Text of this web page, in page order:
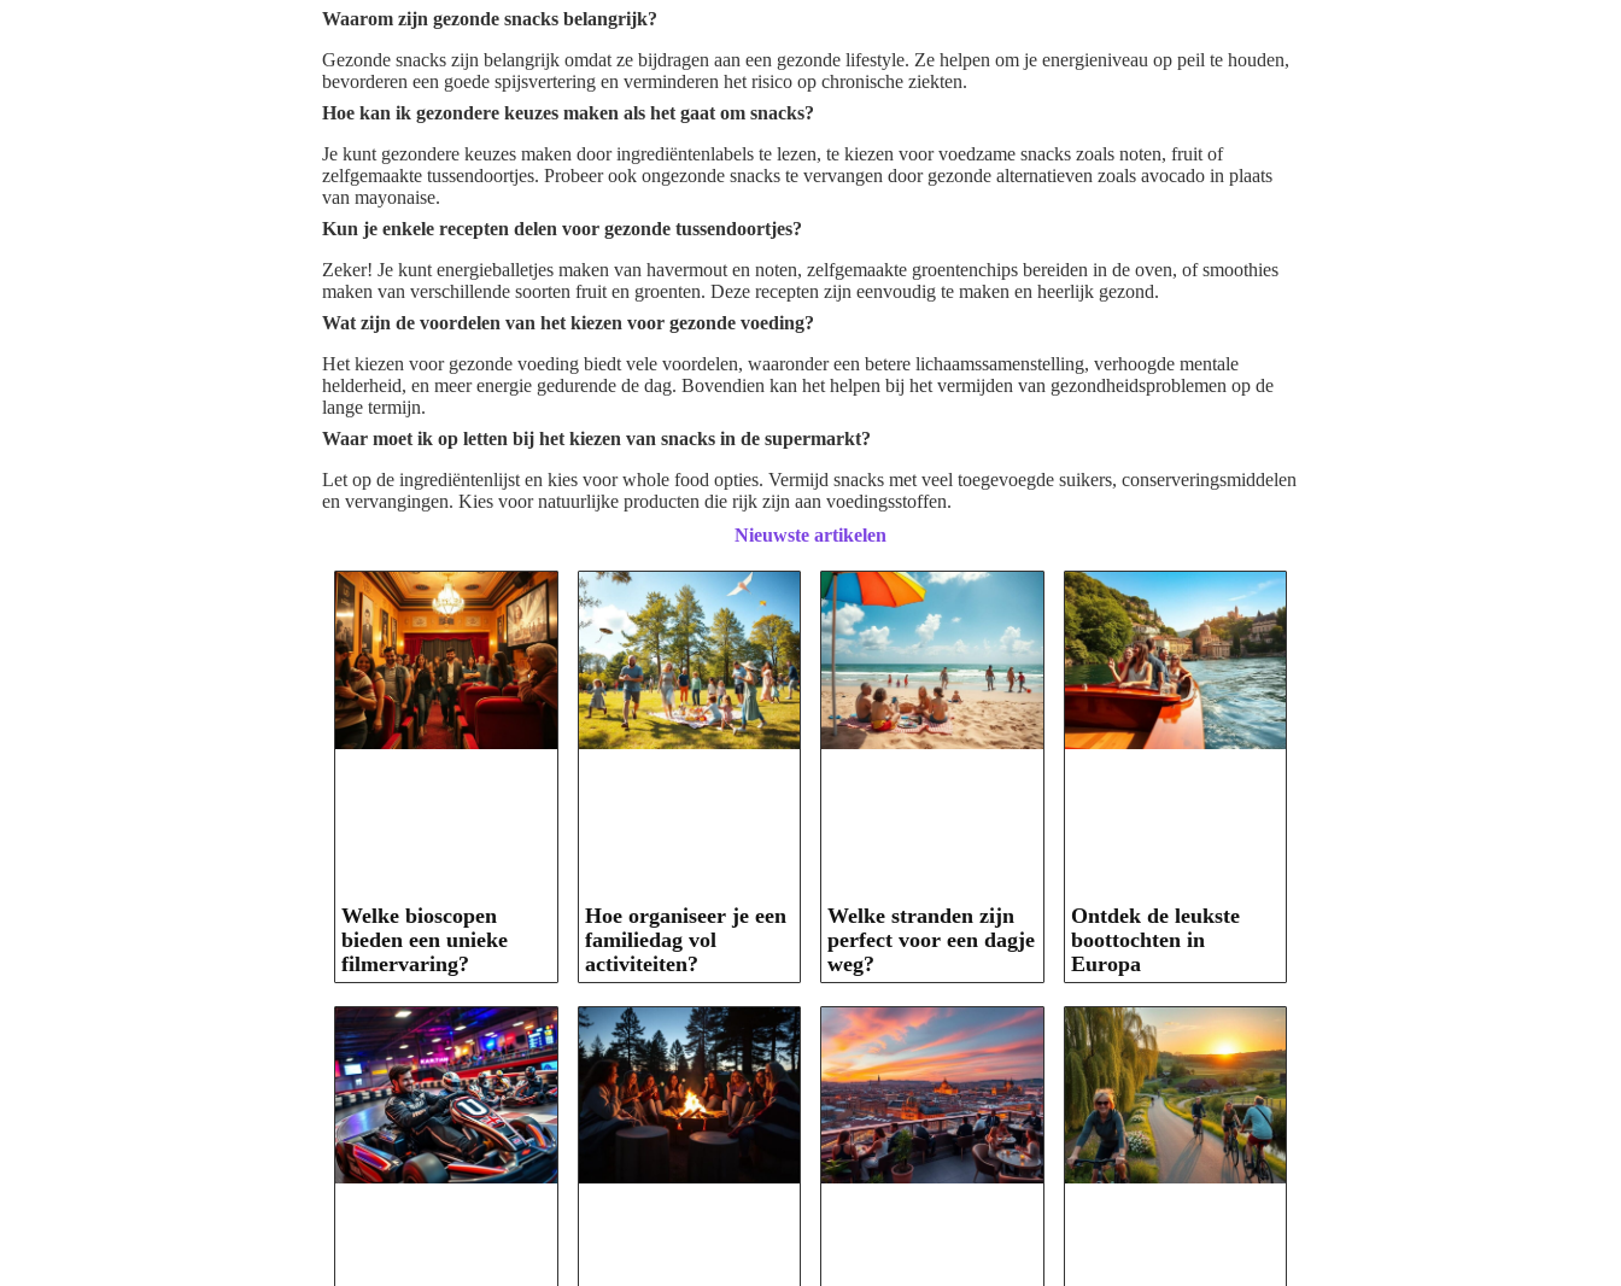
Waarom zijn gezonde snacks belangrijk?
Gezonde snacks zijn belangrijk omdat ze bijdragen aan een gezonde lifestyle. Ze helpen om je energieniveau op peil te houden,
bevorderen een goede spijsvertering en verminderen het risico op chronische ziekten.
Hoe kan ik gezondere keuzes maken als het gaat om snacks?
Je kunt gezondere keuzes maken door ingrediëntenlabels te lezen, te kiezen voor voedzame snacks zoals noten, fruit of
zelfgemaakte tussendoortjes. Probeer ook ongezonde snacks te vervangen door gezonde alternatieven zoals avocado in plaats
van mayonaise.
Kun je enkele recepten delen voor gezonde tussendoortjes?
Zeker! Je kunt energieballetjes maken van havermout en noten, zelfgemaakte groentenchips bereiden in de oven, of smoothies
maken van verschillende soorten fruit en groenten. Deze recepten zijn eenvoudig te maken en heerlijk gezond.
Wat zijn de voordelen van het kiezen voor gezonde voeding?
Het kiezen voor gezonde voeding biedt vele voordelen, waaronder een betere lichaamssamenstelling, verhoogde mentale
helderheid, en meer energie gedurende de dag. Bovendien kan het helpen bij het vermijden van gezondheidsproblemen op de
lange termijn.
Waar moet ik op letten bij het kiezen van snacks in de supermarkt?
Let op de ingrediëntenlijst en kies voor whole food opties. Vermijd snacks met veel toegevoegde suikers, conserveringsmiddelen
en vervangingen. Kies voor natuurlijke producten die rijk zijn aan voedingsstoffen.
Nieuwste artikelen
Welke bioscopen
bieden een unieke
filmervaring?
Hoe organiseer je een
familiedag vol
activiteiten?
Welke stranden zijn
perfect voor een dagje
weg?
Ontdek de leukste
boottochten in
Europa